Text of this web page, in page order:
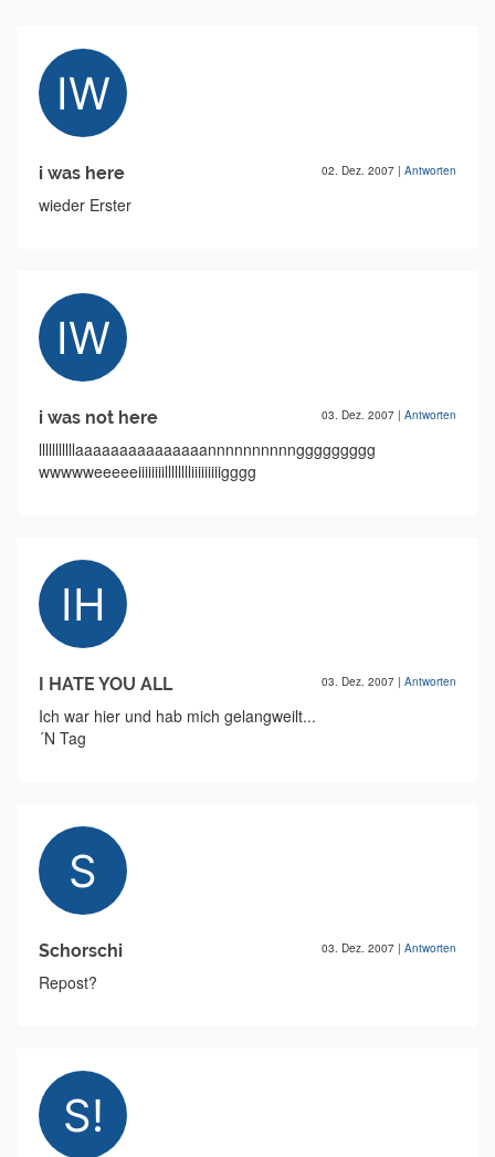
i was here 02. Dez. 2007 | Antworten
wieder Erster
i was not here 03. Dez. 2007 | Antworten
lllllllllllaaaaaaaaaaaaaaannnnnnnnnnggggggggg
wwwwweeeeeiiiiiiiilllllllliiiiiiiiigggg
I HATE YOU ALL 03. Dez. 2007 | Antworten
Ich war hier und hab mich gelangweilt...
´N Tag
Schorschi 03. Dez. 2007 | Antworten
Repost?